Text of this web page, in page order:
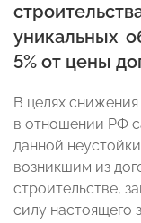
уникальных
5% от цены
В целях
в отношении РФ
данной
возникшим из
строительстве,
силу настоящего